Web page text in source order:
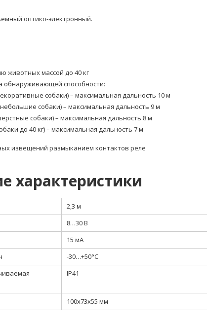
оптико-электронный.
животных массой до 40 кг
обнаруживающей способности:
собаки) – максимальная дальность 10 м
собаки) – максимальная дальность 9 м
собаки) – максимальная дальность 8 м
до 40 кг) – максимальная дальность 7 м
извещений размыканием контактов реле
характеристики
2,3 м
8…30 В
15 мА
-30…+50°С
IP41
100x73x55 мм